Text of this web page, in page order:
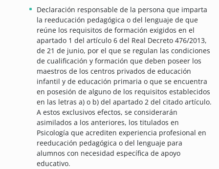
Declaración responsable de la persona que imparta
la reeducación pedagógica o del lenguaje de que
reúne los requisitos de formación exigidos en el
apartado 1 del artículo 6 del Real Decreto 476/2013,
de 21 de junio, por el que se regulan las condiciones
de cualificación y formación que deben poseer los
maestros de los centros privados de educación
infantil y de educación primaria o que se encuentra
en posesión de alguno de los requisitos establecidos
en las letras a) o b) del apartado 2 del citado artículo.
A estos exclusivos efectos, se considerarán
asimilados a los anteriores, los titulados en
Psicología que acrediten experiencia profesional en
reeducación pedagógica o del lenguaje para
alumnos con necesidad específica de apoyo
educativo.